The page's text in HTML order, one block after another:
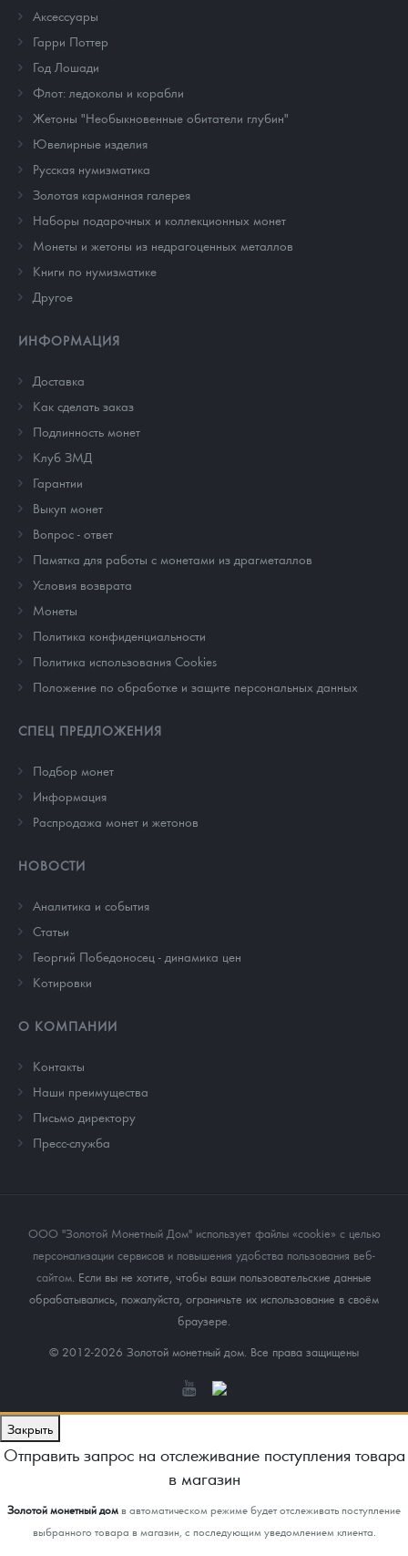
Аксессуары
Гарри Поттер
Год Лошади
Флот: ледоколы и корабли
Жетоны "Необыкновенные обитатели глубин"
Ювелирные изделия
Русская нумизматика
Золотая карманная галерея
Наборы подарочных и коллекционных монет
Монеты и жетоны из недрагоценных металлов
Книги по нумизматике
Другое
ИНФОРМАЦИЯ
Доставка
Как сделать заказ
Подлинность монет
Клуб ЗМД
Гарантии
Выкуп монет
Вопрос - ответ
Памятка для работы с монетами из драгметаллов
Условия возврата
Монеты
Политика конфиденциальности
Политика использования Cookies
Положение по обработке и защите персональных данных
СПЕЦ ПРЕДЛОЖЕНИЯ
Подбор монет
Информация
Распродажа монет и жетонов
НОВОСТИ
Аналитика и события
Cтатьи
Георгий Победоносец - динамика цен
Котировки
О КОМПАНИИ
Контакты
Наши преимущества
Письмо директору
Пресс-служба
ООО "Золотой Монетный Дом" использует файлы «cookie» с целью
персонализации сервисов и повышения удобства пользования веб-
сайтом. Если вы не хотите, чтобы ваши пользовательские данные
обрабатывались, пожалуйста, ограничьте их использование в своём
браузере.
© 2012-2026 Золотой монетный дом. Все права защищены
Закрыть
Отправить запрос на отслеживание поступления товара
в магазин
Золотой монетный домв автоматическом режиме будет отслеживать поступление
выбранного товара в магазин, с последующим уведомлением клиента.